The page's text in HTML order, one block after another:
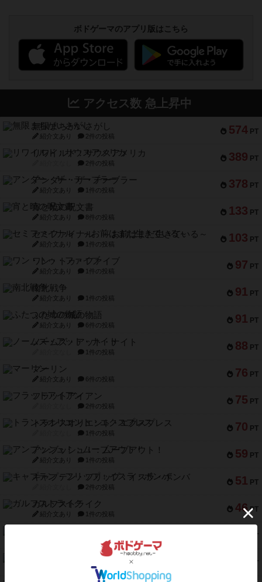
ボドゲーマのアプリ版はこちら
アクセス数 急上昇中
574 PT
無限まちがいさがし
紹介文あり 2件の投稿
389 PT
リワイルド：サウスアメリカ
2件の投稿
378 PT
アンダー・ザ・テーブラー
紹介文あり 1件の投稿
133 PT
宵と暁の呪文書
紹介文あり 8件の投稿
103 PT
セミファイナル ～お前はまだ生きている～
紹介文あり 1件の投稿
97 PT
ワン・トゥ・ファイブ
紹介文あり 1件の投稿
91 PT
南北戦争
紹介文あり 1件の投稿
91 PT
ふたつの城の物語
紹介文あり 6件の投稿
88 PT
ノームズ・アット・ナイト
1件の投稿
76 PT
マーリン
紹介文あり 6件の投稿
75 PT
フラットアイアン
2件の投稿
70 PT
トランスオリエント・エクスプレス
1件の投稿
59 PT
アンブッシュ！：ムーブアウト！
紹介文あり 1件の投稿
51 PT
キャプテン・フリップ：イスラ・ボンバ
2件の投稿
46 PT
ガルフストライク
紹介文あり 1件の投稿
PT
8件の投稿
PT
12件の投稿